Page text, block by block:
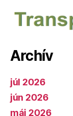
Archív
júl 2026
jún 2026
máj 2026